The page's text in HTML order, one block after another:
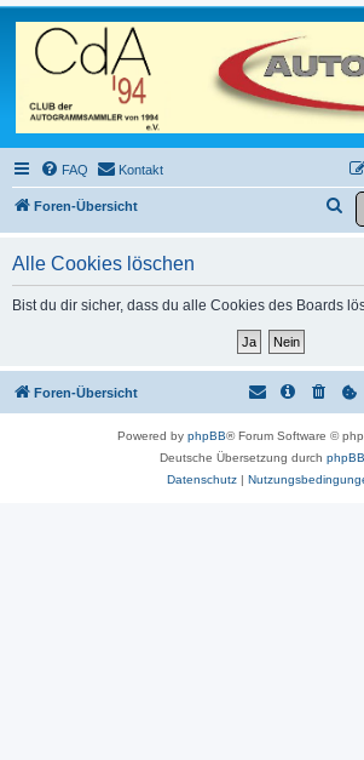
FAQ Kontakt
Foren-Übersicht
u
Alle Cookies löschen
Bist du dir sicher, dass du alle Cookies des Boards
Foren-Übersicht
Powered by phpBB® Forum Software ©
Deutsche Übersetzung durch
Datenschutz|